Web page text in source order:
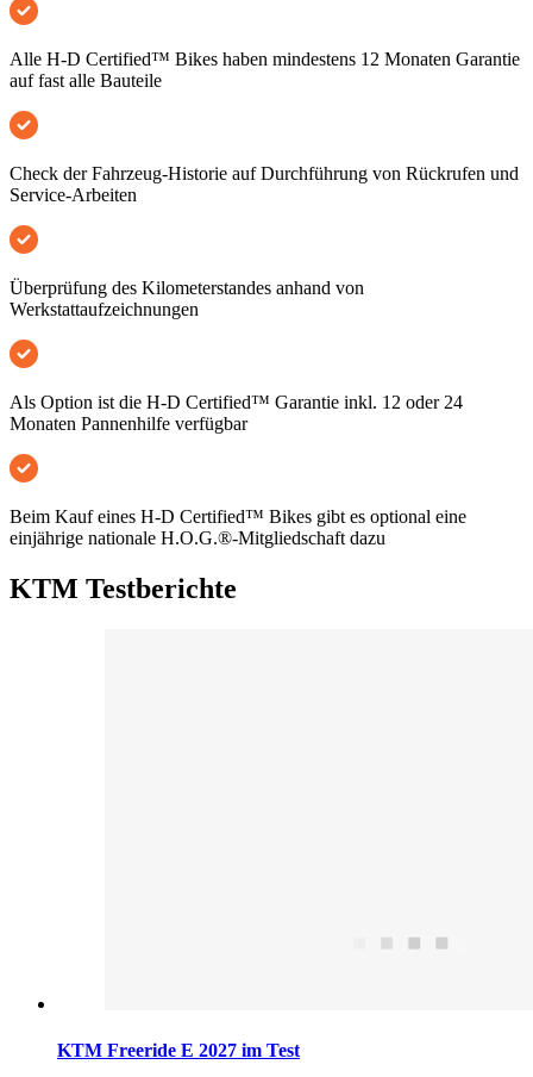
Alle H-D Certified™ Bikes haben mindestens 12 Monaten Garantie
auf fast alle Bauteile
Check der Fahrzeug-Historie auf Durchführung von Rückrufen und
Service-Arbeiten
Überprüfung des Kilometerstandes anhand von
Werkstattaufzeichnungen
Als Option ist die H-D Certified™ Garantie inkl. 12 oder 24
Monaten Pannenhilfe verfügbar
Beim Kauf eines H-D Certified™ Bikes gibt es optional eine
einjährige nationale H.O.G.®-Mitgliedschaft dazu
KTM Testberichte
KTM Freeride E 2027 im Test